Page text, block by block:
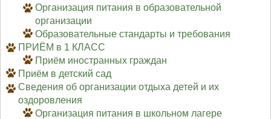
Организация питания в образовательной
организации
Образовательные стандарты и требования
ПРИЁМ в 1 КЛАСС
Приём иностранных граждан
Приём в детский сад
Сведения об организации отдыха детей и их
оздоровления
Организация питания в школьном лагере